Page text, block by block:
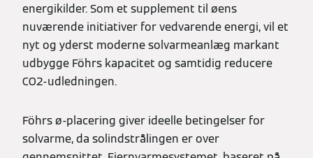
energikilder. Som et supplement til øens
nuværende initiativer for vedvarende energi, vil et
nyt og yderst moderne solvarmeanlæg markant
udbygge Föhrs kapacitet og samtidig reducere
CO2-udledningen.
Föhrs ø-placering giver ideelle betingelser for
solvarme, da solindstrålingen er over